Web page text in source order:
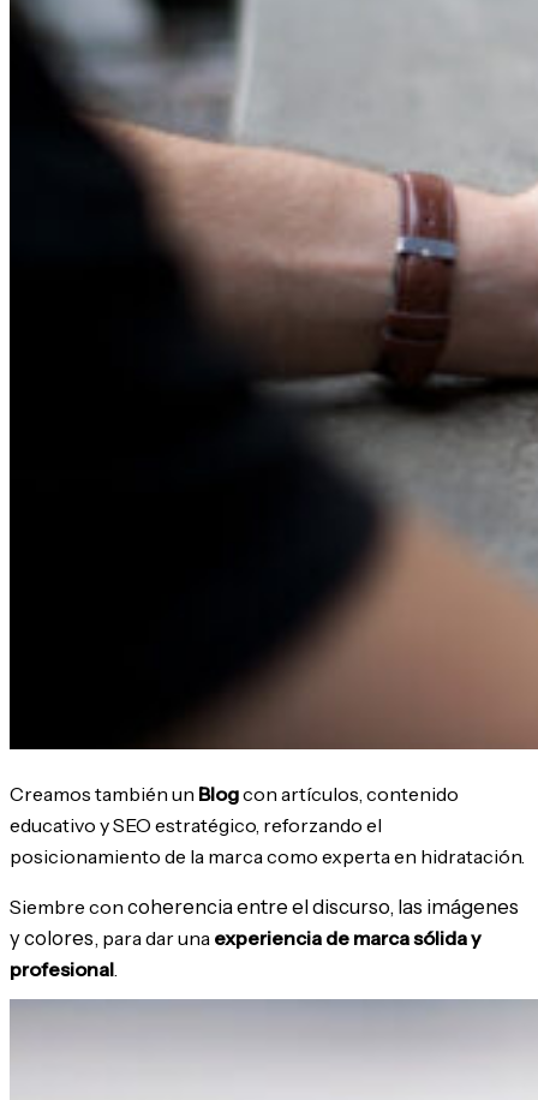
Creamos también un Blogcon artículos, contenido
educativo y SEO estratégico, reforzando el
posicionamiento de la marca como experta en hidratación.
Siembre con coherencia entre el discurso, las imágenes
y colores, para dar una experiencia de marca sólida y
profesional